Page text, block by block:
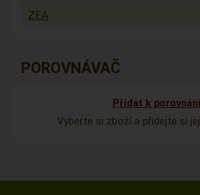
ZEA
POROVNÁVAČ
Přidat k porovnání
Vyberte si zboží a přidejte si